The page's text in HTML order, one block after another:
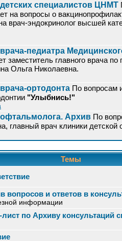
специалистов ЦНМТ
на вопросы о
врач-эндокринолог высшей
педиатра
заместитель главного врача
Ольга Николаевна.
ортодонта По вопросам
"Улыбнись!"
Архив По
главный врач клиники
Темы
вопросов и ответов в
информации
лист по Архиву консультаций